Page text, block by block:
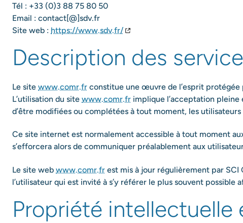
Tél : +33 (0)3 88 75 80 50
Email : contact[@]sdv.fr
Site web : https://www.sdv.fr/
Description des
Le site www.comr.fr constitue une œuvre de l’esprit protégée
L’utilisation du site www.comr.fr implique l’acceptation pleine
d’être modifiées ou complétées à tout moment, les utilisateurs
Ce site internet est normalement accessible à tout moment
s’efforcera alors de communiquer préalablement aux
Le site web www.comr.fr est mis à jour régulièrement par SCI
l’utilisateur qui est invité à s’y référer le plus souvent possible
Propriété